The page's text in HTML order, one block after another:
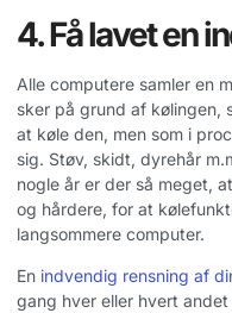
4. Få lavet en
Alle computere samler en
sker på grund af kølingen,
at køle den, men som i
sig. Støv, skidt, dyrehår
nogle år er der så meget,
og hårdere, for at
langsommere computer.
En indvendig rensning af
gang hver eller hvert andet